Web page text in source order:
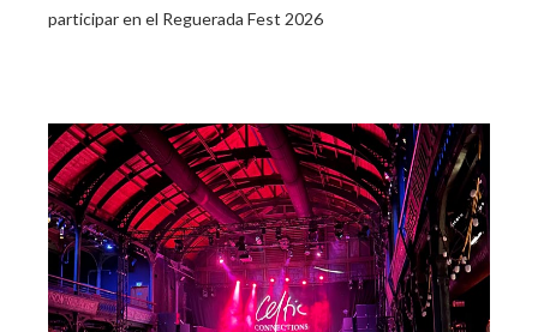
participar en el Reguerada Fest 2026